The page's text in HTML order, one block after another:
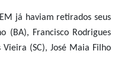
já haviam retirados seus
(BA), Francisco Rodrigues
Vieira (SC), José Maia Filho